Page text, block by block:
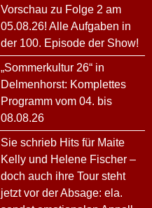
Vorschau zu Folge 2 am
05.08.26! Alle Aufgaben in
der 100. Episode der Show!
„Sommerkultur 26“ in
Delmenhorst: Komplettes
Programm vom 04. bis
08.08.26
Sie schrieb Hits für Maite
Kelly und Helene Fischer –
doch auch ihre Tour steht
jetzt vor der Absage: ela.